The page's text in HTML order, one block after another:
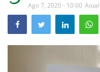
Desporto
Sobre Nós
Ago 7, 2020 - 10:00